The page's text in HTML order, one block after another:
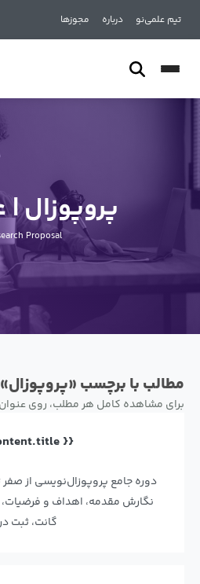
تیم علمی‌نو درباره مجوزها
پروپوزال |
Proposal
مطالب با برچسب «پروپوزال»
برای مشاهده کامل هر مطلب، روی
{{ content.title }}
دوره جامع پروپوزال‌نویسی از
نگارش مقدمه، اهداف و
گانت، ثبت